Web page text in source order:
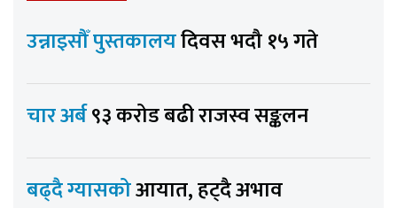
उन्नाइसौँ पुस्तकालयदिवस भदौ १५ गते
चार अर्ब९३ करोड बढी राजस्व सङ्कलन
बढ्दै ग्यासकोआयात, हट्दै अभाव